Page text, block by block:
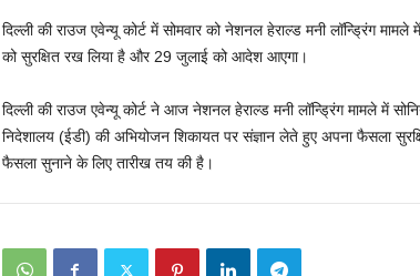
दिल्ली की राउज एवेन्यू कोर्ट में सोमवार को नेशनल हेराल्ड मनी लॉन्ड्रिंग
को सुरक्षित रख लिया है और 29 जुलाई को आदेश आएगा।
दिल्ली की राउज एवेन्यू कोर्ट ने आज नेशनल हेराल्ड मनी लॉन्ड्रिंग मामले में
निदेशालय (ईडी) की अभियोजन शिकायत पर संज्ञान लेते हुए अपना फैसला
फैसला सुनाने के लिए तारीख तय की है।